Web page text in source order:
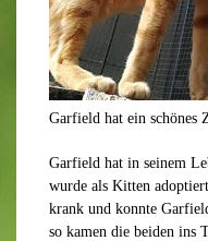
Garfield hat ein schönes
Garfield hat in seinem
wurde als Kitten
krank und konnte
so kamen die beiden ins